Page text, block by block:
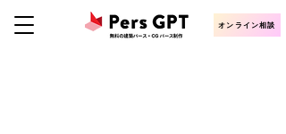
オンライン相談